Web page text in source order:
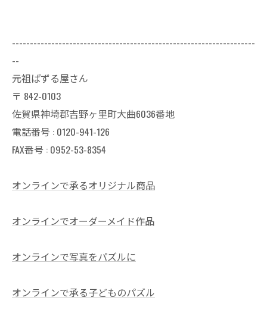
--------------------------------------------------------------------
--
元祖ぱずる屋さん
〒 842-0103
佐賀県神埼郡吉野ヶ里町大曲6036番地
電話番号 : 0120-941-126
FAX番号 : 0952-53-8354
オンラインで承るオリジナル商品
オンラインでオーダーメイド作品
オンラインで写真をパズルに
オンラインで承る子どものパズル